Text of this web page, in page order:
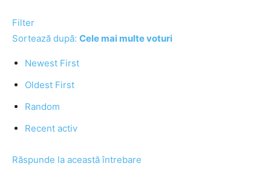
Filter
Sortează după: Cele mai multe voturi
Newest First
Oldest First
Random
Recent activ
Răspunde la această întrebare